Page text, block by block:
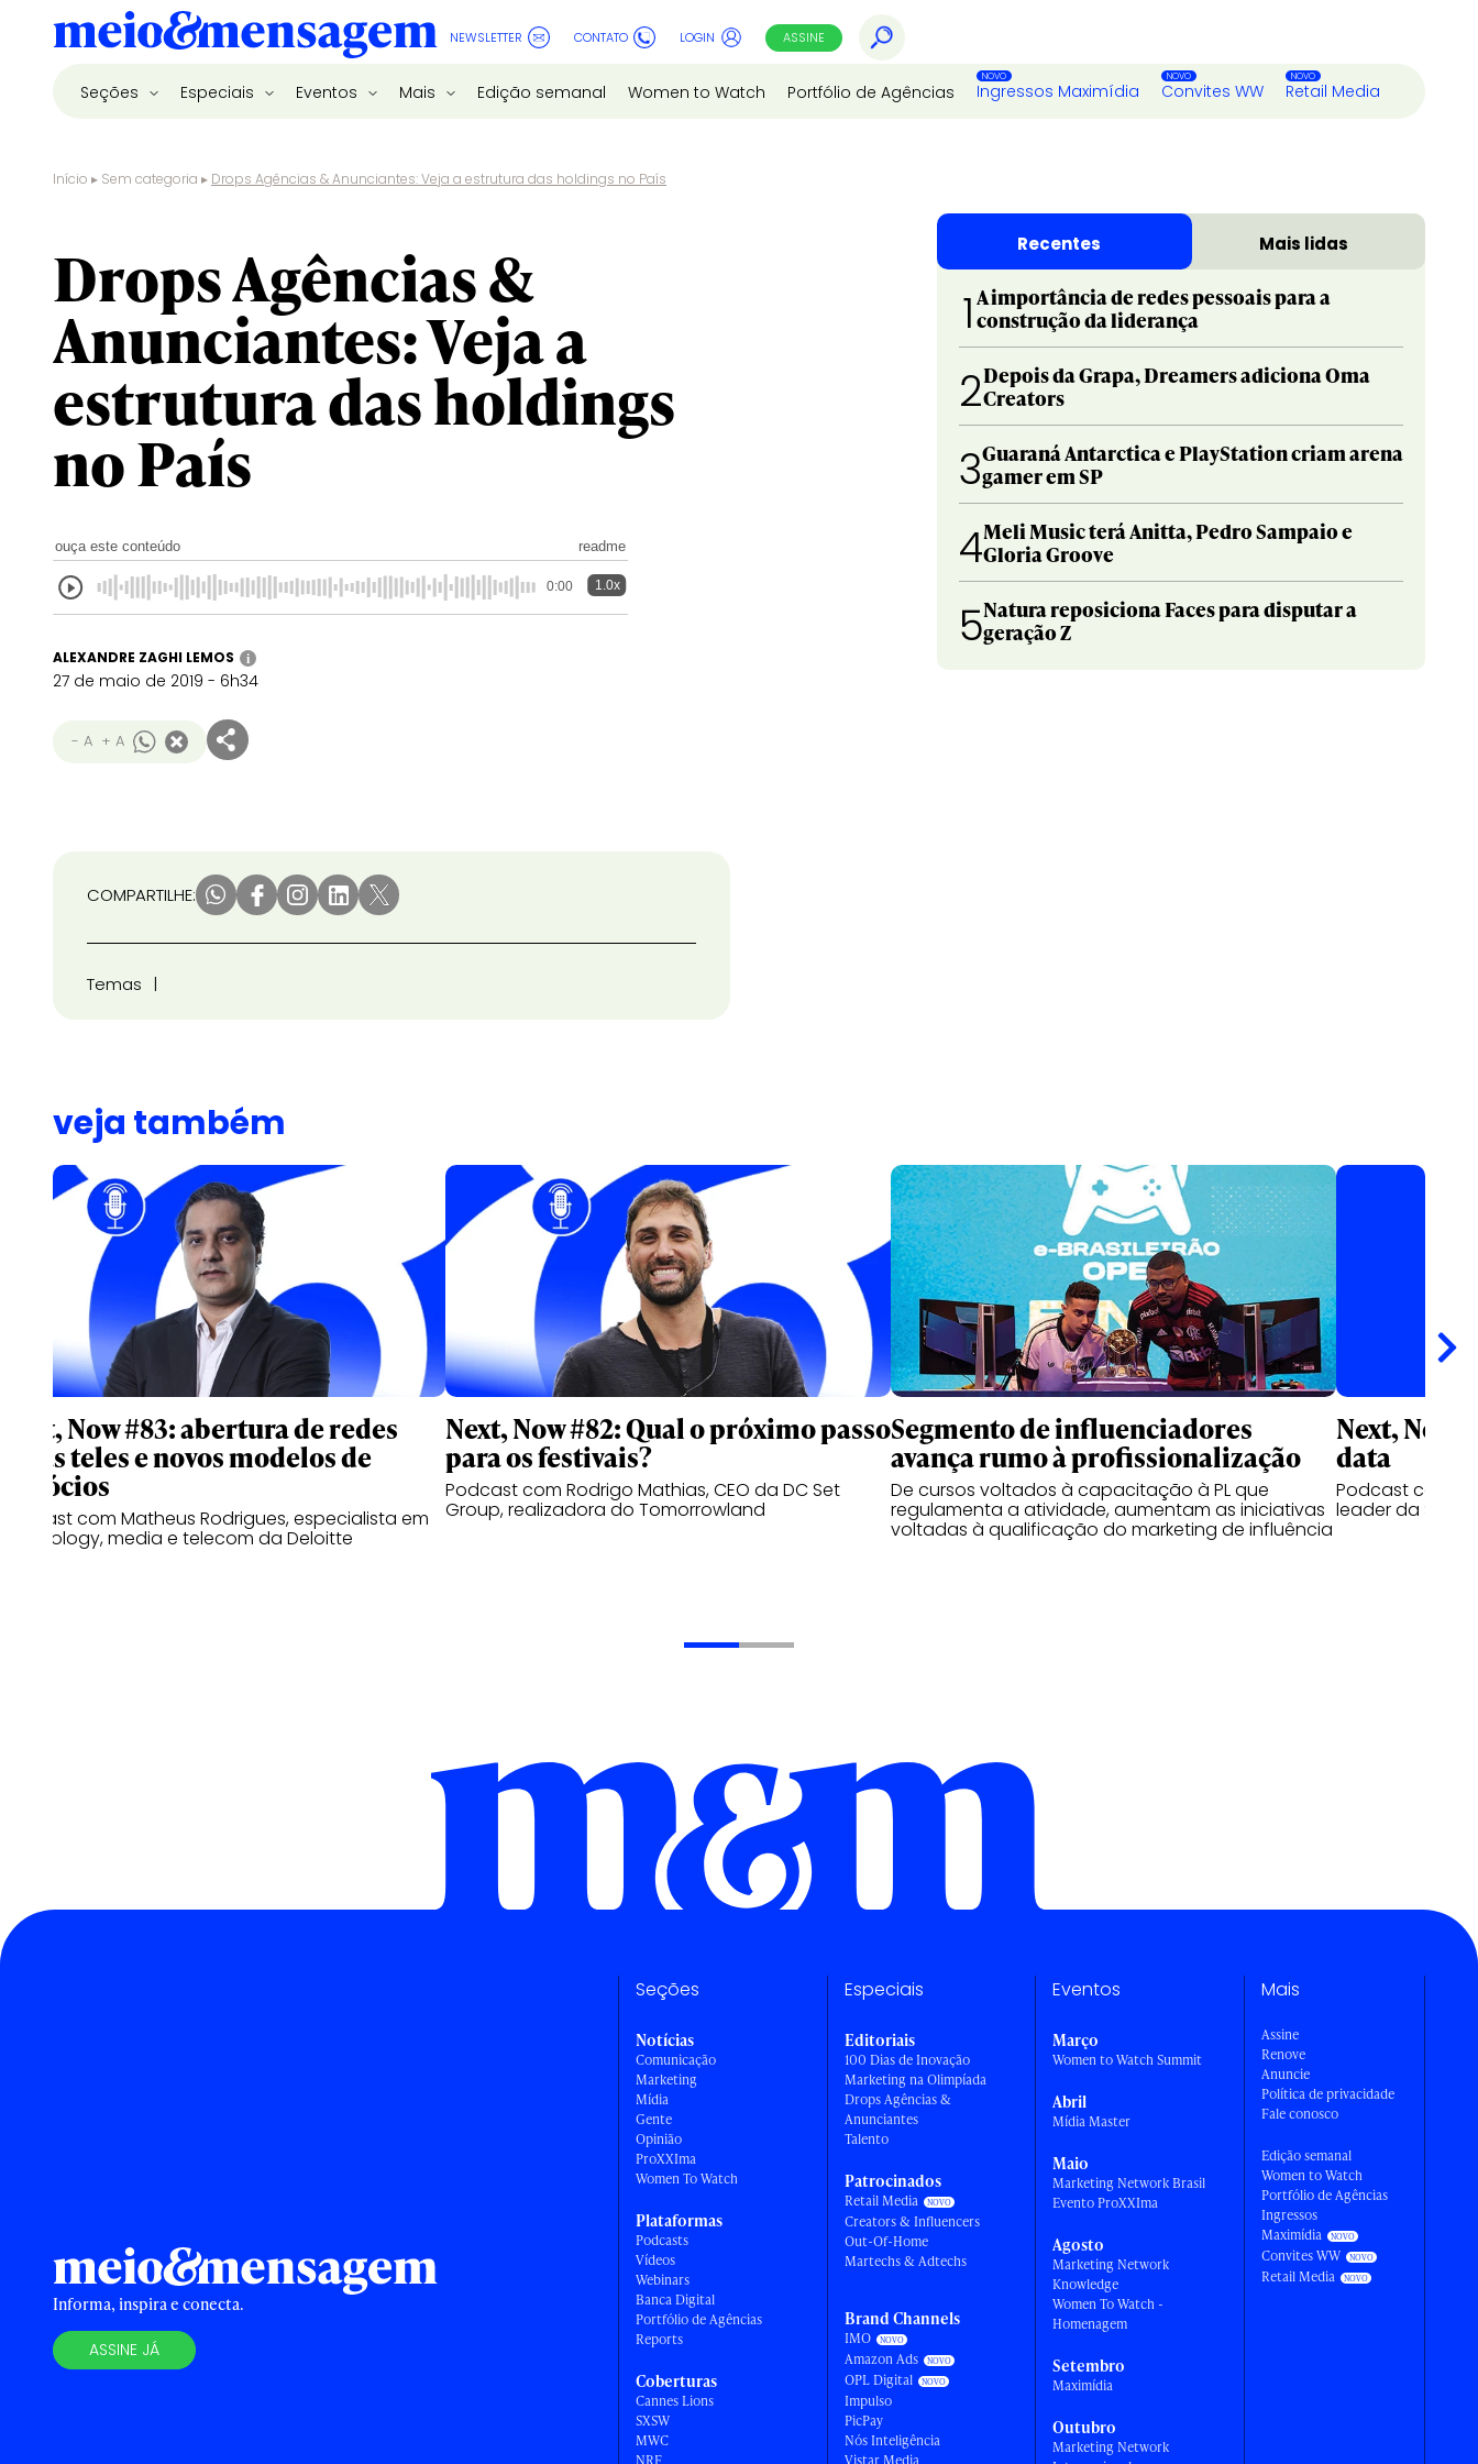
NEWSLETTER CONTATO LOGIN ASSINE
Seções Especiais Eventos Mais Edição semanal Women to Watch Portfólio de Agências Ingressos Maximídia Convites WW Retail Media
Início ▸ Sem categoria ▸ Drops Agências & Anunciantes: Veja a estrutura das holdings no País
Drops Agências &
Anunciantes: Veja a
estrutura das holdings
no País
ouça este conteúdo readme
0:00 1.0x
ALEXANDRE ZAGHI LEMOS i
27 de maio de 2019 - 6h34
- A + A
COMPARTILHE:
Temas
Recentes Mais lidas
1 A importância de redes pessoais para a
construção da liderança
2Depois da Grapa, Dreamers adiciona Oma
Creators
3Guaraná Antarctica e PlayStation criam arena
gamer em SP
4Meli Music terá Anitta, Pedro Sampaio e
Gloria Groove
5Natura reposiciona Faces para disputar a
geração Z
veja também
Next, Now #83: abertura de redes
pelas teles e novos modelos de
negócios
Podcast com Matheus Rodrigues, especialista em
technology, media e telecom da Deloitte
Next, Now #82: Qual o próximo passo
para os festivais?
Podcast com Rodrigo Mathias, CEO da DC Set
Group, realizadora do Tomorrowland
Segmento de influenciadores
avança rumo à profissionalização
De cursos voltados à capacitação à PL que
regulamenta a atividade, aumentam as iniciativas
voltadas à qualificação do marketing de influência
Next, Now
data
Podcast com
leader da Soko
Informa, inspira e conecta.
ASSINE JÁ
Seções
Notícias
Comunicação
Marketing
Mídia
Gente
Opinião
ProXXIma
Women To Watch
Plataformas
Podcasts
Vídeos
Webinars
Banca Digital
Portfólio de Agências
Reports
Coberturas
Cannes Lions
SXSW
MWC
NRF
Especiais
Editoriais
100 Dias de Inovação
Marketing na Olimpíada
Drops Agências &
Anunciantes
Talento
Patrocinados
Retail Media
Creators & Influencers
Out-Of-Home
Martechs & Adtechs
Brand Channels
IMO
Amazon Ads
OPL Digital
Impulso
PicPay
Nós Inteligência
Vistar Media
Eventos
Março
Women to Watch Summit
Abril
Mídia Master
Maio
Marketing Network Brasil
Evento ProXXIma
Agosto
Marketing Network
Knowledge
Women To Watch -
Homenagem
Setembro
Maximídia
Outubro
Marketing Network
Mais
Assine
Renove
Anuncie
Política de privacidade
Fale conosco
Edição semanal
Women to Watch
Portfólio de Agências
Ingressos
Maximídia
Convites WW
Retail Media